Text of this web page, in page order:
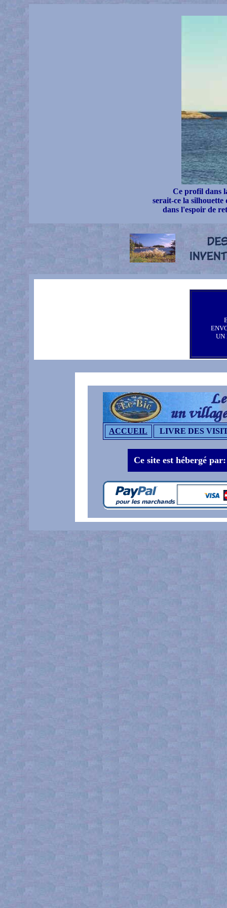
Ce profil dans
serait-ce la
dans l'espoir de
UN
ACCUEIL LIVRE DES
Ce site est hébergé par: